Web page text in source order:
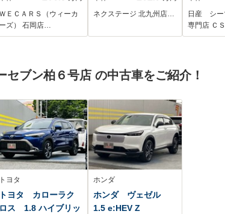
シート フルレザー/ヘ
ッドランプ
Bluetooth接
ズコントロール/バ
ＷＥＣＡＲＳ（ウィーカ
ーズ） 石岡店…
コネクトナビ 全周
装置 レーダークル
ョン ドラレコ
ポットモニター
ネクステージ 北九州店…
ウンドビ
ランスソ
チAW/ハ
ッドライ
日産 シー
専門店 Ｃ
セブン柏６号店 の中古車をご紹介！
トヨタ
トヨタ カローラク
ロス 1.8 ハイブリッ
ホンダ
ホンダ ヴェゼル
1.5 e:HEV Z